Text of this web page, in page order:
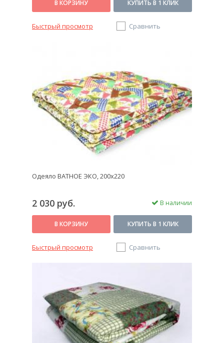
В КОРЗИНУ КУПИТЬ В 1 КЛИК
Быстрый просмотр Сравнить
Одеяло ВАТНОЕ ЭКО, 200x220
2 030 руб. В наличии
В КОРЗИНУ КУПИТЬ В 1 КЛИК
Быстрый просмотр Сравнить